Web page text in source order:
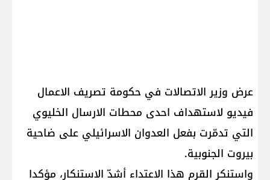
عرض وزير الاتصالات في حكومة تصريف الاعمال
فيديو لاستهداف احدى محطات الارسال الخليوي
التي تدمّرت بفعل العدوان الاسرائيلي على ضاحية
بيروت الجنوبية.
واستنكر القرم هذا الاعتداء أشدّ الاستنكار، مؤكدا